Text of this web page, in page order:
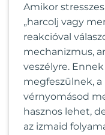
Amikor
„harcolj vagy
reakcióval
mechanizmus,
veszélyre.
megfeszülnek, a
vérnyomásod
hasznos lehet,
az izmaid